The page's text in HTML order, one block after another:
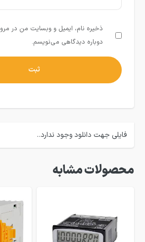
ذخیره نام، ایمیل و وبسایت من در
دوباره دیدگاهی می‌نویسم.
فایلی جهت دانلود وجود ندارد..
محصولات مشابه